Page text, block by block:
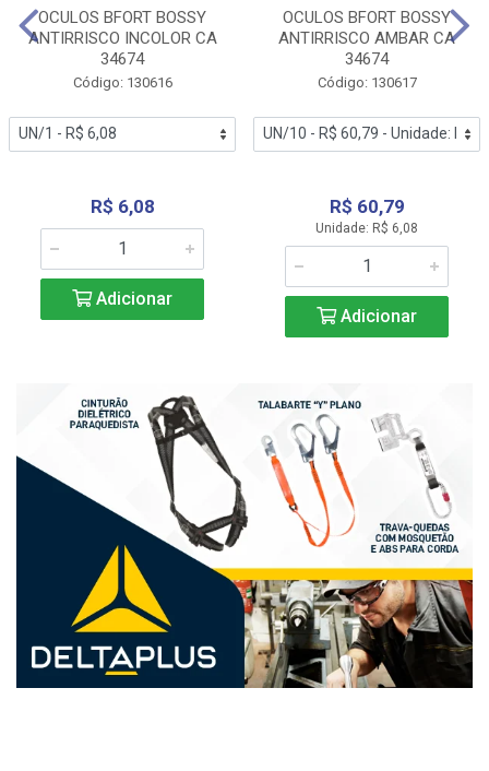
OCULOS BFORT BOSSY
ANTIRRISCO INCOLOR CA
34674
Código: 130616
R$ 6,08
Adicionar
OCULOS BFORT BOSSY
ANTIRRISCO AMBAR CA
34674
Código: 130617
R$ 60,79
Unidade: R$ 6,08
Adicionar